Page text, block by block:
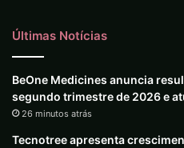
Últimas Notícias
BeOne Medicines anuncia
segundo trimestre de 2026 e
26 minutos atrás
Tecnotree apresenta